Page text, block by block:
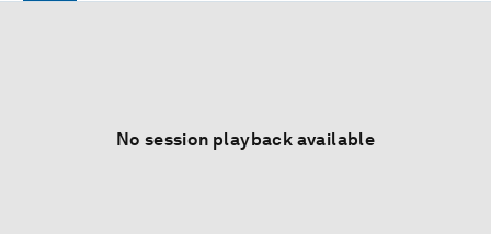
No session playback available